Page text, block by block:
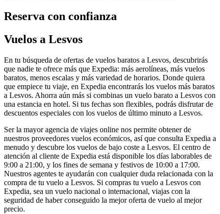
Reserva con confianza
Vuelos a Lesvos
En tu búsqueda de ofertas de vuelos baratos a Lesvos, descubrirás
que nadie te ofrece más que Expedia: más aerolíneas, más vuelos
baratos, menos escalas y más variedad de horarios. Donde quiera
que empiece tu viaje, en Expedia encontrarás los vuelos más baratos
a Lesvos. Ahorra aún más si combinas un vuelo barato a Lesvos con
una estancia en hotel. Si tus fechas son flexibles, podrás disfrutar de
descuentos especiales con los vuelos de último minuto a Lesvos.
Ser la mayor agencia de viajes online nos permite obtener de
nuestros proveedores vuelos económicos, así que consulta Expedia a
menudo y descubre los vuelos de bajo coste a Lesvos. El centro de
atención al cliente de Expedia está disponible los días laborables de
9:00 a 21:00, y los fines de semana y festivos de 10:00 a 17:00.
Nuestros agentes te ayudarán con cualquier duda relacionada con la
compra de tu vuelo a Lesvos. Si compras tu vuelo a Lesvos con
Expedia, sea un vuelo nacional o internacional, viajas con la
seguridad de haber conseguido la mejor oferta de vuelo al mejor
precio.